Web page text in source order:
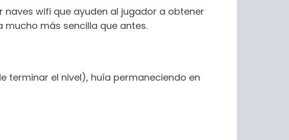
wifi que ayuden al jugador a obtener
mucho más sencilla que antes.
terminar el nivel), huía permaneciendo en